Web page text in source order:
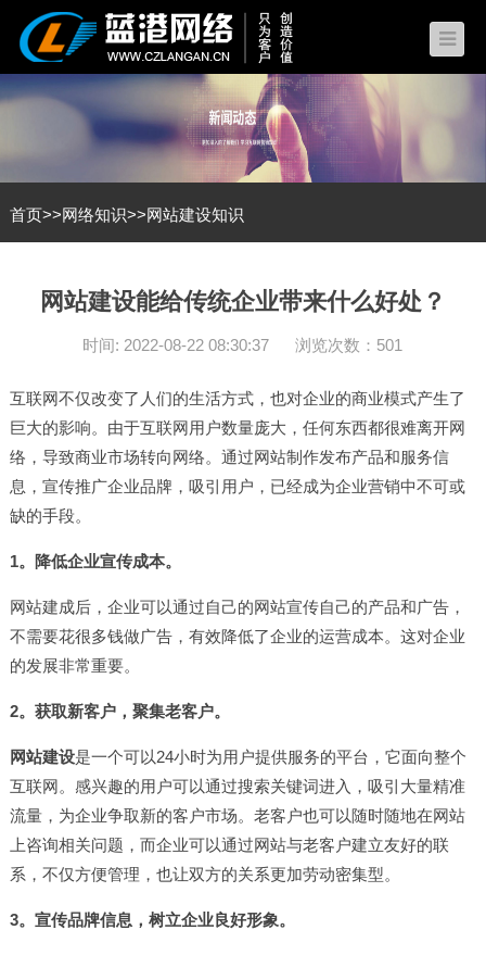
首页>>网络知识>>网站建设知识
网站建设能给传统企业带来什么好处？
时间: 2022-08-22 08:30:37 浏览次数：501
互联网不仅改变了人们的生活方式，也对企业的商业模式产生了
巨大的影响。由于互联网用户数量庞大，任何东西都很难离开网
络，导致商业市场转向网络。通过网站制作发布产品和服务信
息，宣传推广企业品牌，吸引用户，已经成为企业营销中不可或
缺的手段。
1。降低企业宣传成本。
网站建成后，企业可以通过自己的网站宣传自己的产品和广告，
不需要花很多钱做广告，有效降低了企业的运营成本。这对企业
的发展非常重要。
2。获取新客户，聚集老客户。
网站建设是一个可以24小时为用户提供服务的平台，它面向整个
互联网。感兴趣的用户可以通过搜索关键词进入，吸引大量精准
流量，为企业争取新的客户市场。老客户也可以随时随地在网站
上咨询相关问题，而企业可以通过网站与老客户建立友好的联
系，不仅方便管理，也让双方的关系更加劳动密集型。
3。宣传品牌信息，树立企业良好形象。